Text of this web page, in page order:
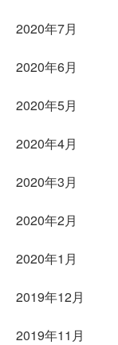
2020年7月
2020年6月
2020年5月
2020年4月
2020年3月
2020年2月
2020年1月
2019年12月
2019年11月